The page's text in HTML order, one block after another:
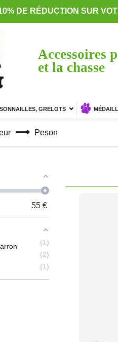
DE RÉDUCTION SUR
Accessoires
et la chasse
SONNAILLES, GRELOTS
Peson
55 €
1
2
1